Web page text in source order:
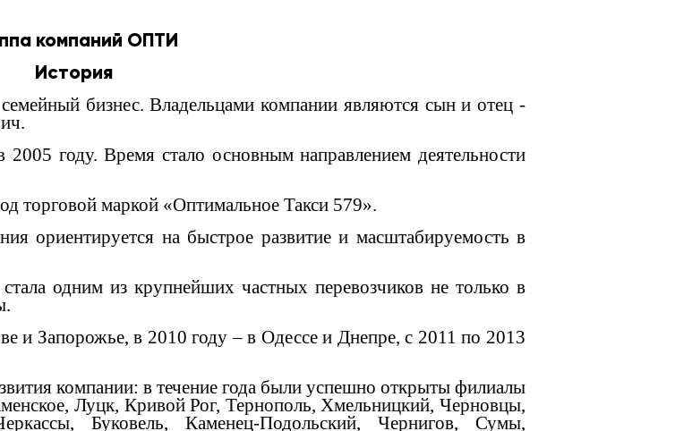
компаний ОПТИ
История
бизнес. Владельцами компании являются сын и отец -
году. Время стало основным направлением деятельности
торговой маркой «Оптимальное Такси 579».
ориентируется на быстрое развитие и масштабируемость в
одним из крупнейших частных перевозчиков не только в
и Запорожье, в 2010 году – в Одессе и Днепре, с 2011 по 2013
компании: в течение года были успешно открыты филиалы
Луцк, Кривой Рог, Тернополь, Хмельницкий, Черновцы,
Буковель, Каменец-Подольский, Чернигов, Сумы,